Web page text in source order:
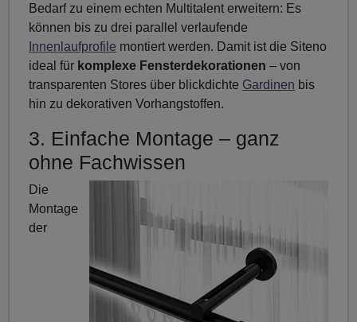
Bedarf zu einem echten Multitalent erweitern: Es
können bis zu drei parallel verlaufende
Innenlaufprofile montiert werden. Damit ist die Siteno
ideal für komplexe Fensterdekorationen – von
transparenten Stores über blickdichte Gardinen bis
hin zu dekorativen Vorhangstoffen.
3. Einfache Montage – ganz
ohne Fachwissen
Die
Montage
der